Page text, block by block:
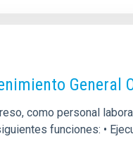
General
como personal
funciones: •